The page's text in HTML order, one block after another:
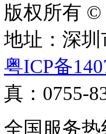
版权所有 ©
地址：深
粤ICP备
真：0755-
全国服务热